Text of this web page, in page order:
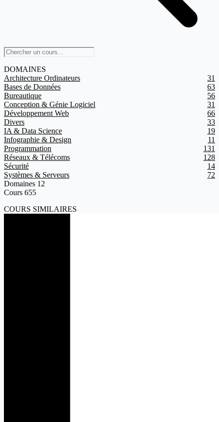
DOMAINES
Architecture Ordinateurs
31
Bases de Données
63
Bureautique
56
Conception & Génie Logiciel
31
Développement Web
66
Divers
33
IA & Data Science
19
Infographie & Design
11
Programmation
131
Réseaux & Télécoms
128
Sécurité
14
Systèmes & Serveurs
72
Domaines 12
Cours 655
COURS SIMILAIRES